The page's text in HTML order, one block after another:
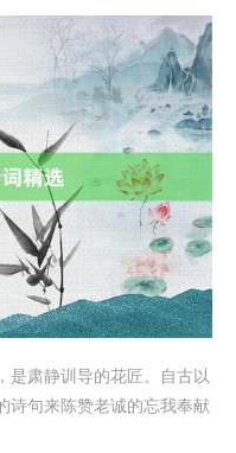
是肃静训导的花匠。自古以
诗句来陈赞老诚的忘我奉献